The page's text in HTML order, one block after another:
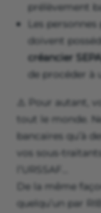
prélèvement
Les
doivent
créancier
de procéder à
⚠️ Pour autant,
tout le monde.
bancaires qu’à
vos sous-
De la même
quelqu’un par